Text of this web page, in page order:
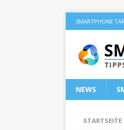
SMARTPHONE
NEWS
STARTSEITE